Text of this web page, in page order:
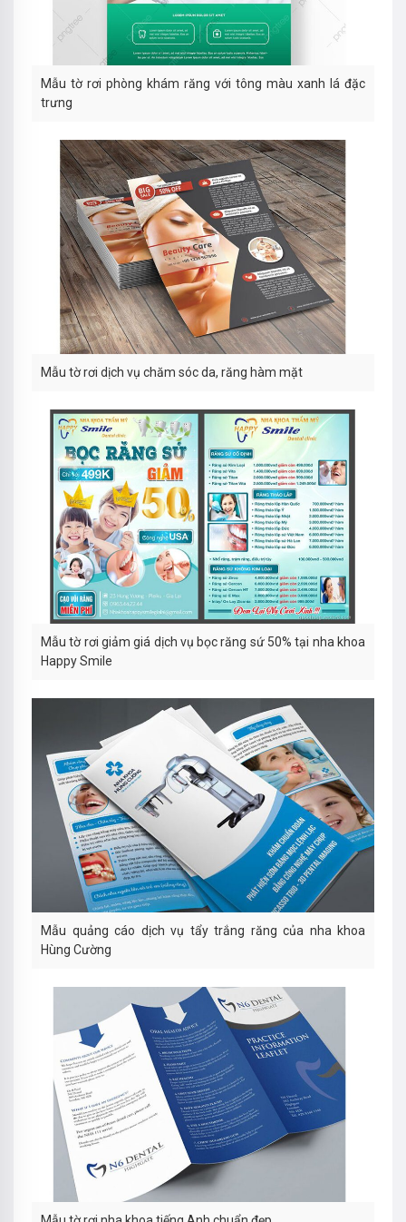
Mẫu tờ rơi phòng khám răng với tông màu xanh lá đặc
trưng
Mẫu tờ rơi dịch vụ chăm sóc da, răng hàm mặt
Mẫu tờ rơi giảm giá dịch vụ bọc răng sứ 50% tại nha khoa
Happy Smile
Mẫu quảng cáo dịch vụ tẩy trắng răng của nha khoa
Hùng Cường